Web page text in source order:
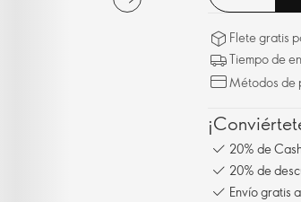
Flete gratis
Tiempo de
Métodos de
20% de
20% de
Envío gratis